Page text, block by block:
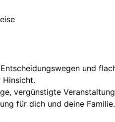
und
Hinsicht.
vergünstigte
für dich und deine Familie.